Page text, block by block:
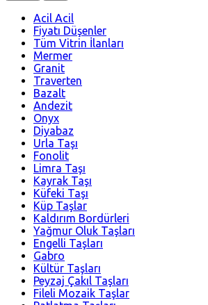
Acil Acil
Fiyatı Düşenler
Tüm Vitrin İlanları
Mermer
Granit
Traverten
Bazalt
Andezit
Onyx
Diyabaz
Urla Taşı
Fonolit
Limra Taşı
Kayrak Taşı
Küfeki Taşı
Küp Taşlar
Kaldırım Bordürleri
Yağmur Oluk Taşları
Engelli Taşları
Gabro
Kültür Taşları
Peyzaj Çakıl Taşları
Fileli Mozaik Taşlar